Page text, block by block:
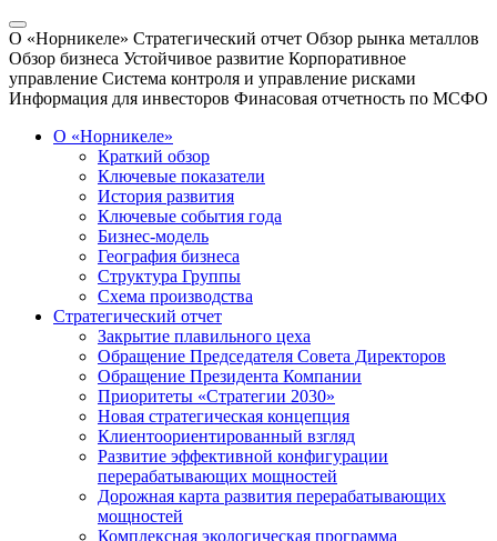
О «Норникеле» Стратегический отчет Обзор рынка металлов
Обзор бизнеса Устойчивое развитие Корпоративное
управление Система контроля и управление рисками
Информация для инвесторов Финасовая отчетность по МСФО
О «Норникеле»
Краткий обзор
Ключевые показатели
История развития
Ключевые события года
Бизнес-модель
География бизнеса
Структура Группы
Схема производства
Стратегический отчет
Закрытие плавильного цеха
Обращение Председателя Совета Директоров
Обращение Президента Компании
Приоритеты «Стратегии 2030»
Новая стратегическая концепция
Клиентоориентированный взгляд
Развитие эффективной конфигурации
перерабатывающих мощностей
Дорожная карта развития перерабатывающих
мощностей
Комплексная экологическая программа